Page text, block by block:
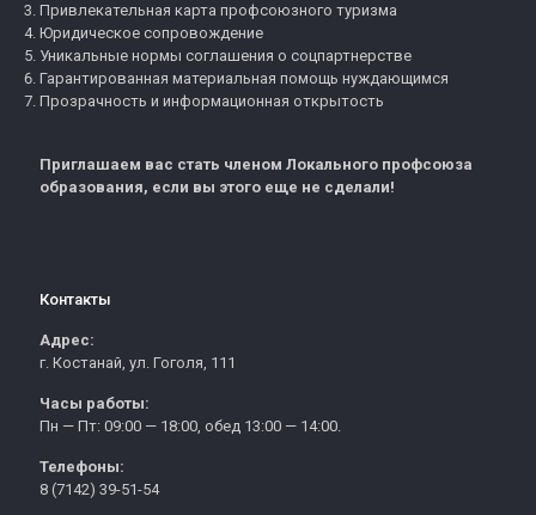
Привлекательная карта профсоюзного туризма
Юридическое сопровождение
Уникальные нормы соглашения о соцпартнерстве
Гарантированная материальная помощь нуждающимся
Прозрачность и информационная открытость
Приглашаем вас стать членом Локального профсоюза
образования, если вы этого еще не сделали!
Контакты
Адрес:
г. Костанай, ул. Гоголя, 111
Часы работы:
Пн — Пт: 09:00 — 18:00, обед 13:00 — 14:00.
Телефоны:
8 (7142) 39-51-54